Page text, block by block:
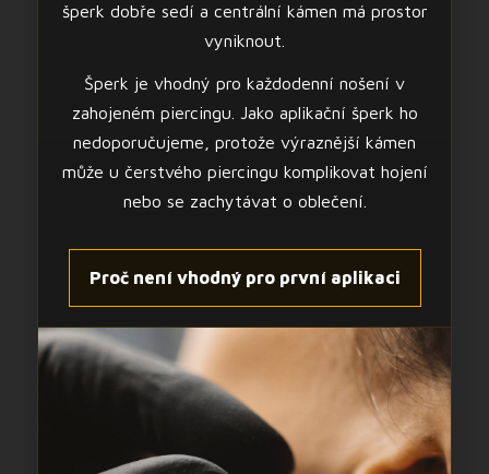
šperk dobře sedí a centrální kámen má prostor
vyniknout.
Šperk je vhodný pro každodenní nošení v
zahojeném piercingu. Jako aplikační šperk ho
nedoporučujeme, protože výraznější kámen
může u čerstvého piercingu komplikovat hojení
nebo se zachytávat o oblečení.
Proč není vhodný pro první aplikaci